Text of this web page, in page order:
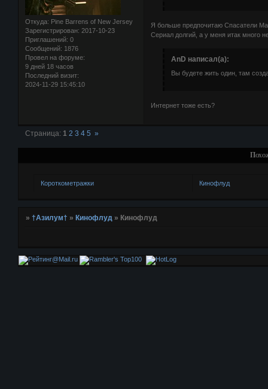
Откуда: Pine Barrens of New Jersey
Зарегистрирован: 2017-10-23
Приглашений: 0
Сообщений: 1876
Провел на форуме:
9 дней 18 часов
Последний визит:
2024-11-29 15:45:10
Я больше предпочитаю Спасатели
Сериал долгий, а у меня итак много
AnD написал(а):
Вы будете жить один, там
Интернет тоже есть?
Страница: 1 2 3 4 5 »
Короткометражки Кинофлуд
»†Азилум† » Кинофлуд » Кинофлуд